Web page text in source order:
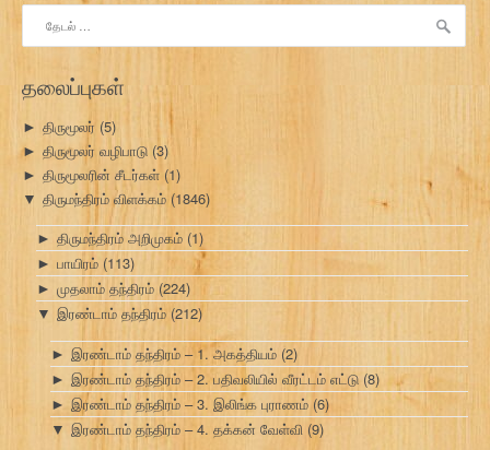
தேடு:
தலைப்புகள்
► திருமூலர் (5)
► திருமூலர் வழிபாடு (3)
► திருமூலரின் சீடர்கள் (1)
▼ திருமந்திரம் விளக்கம் (1846)
► திருமந்திரம் அறிமுகம் (1)
► பாயிரம் (113)
► முதலாம் தந்திரம் (224)
▼ இரண்டாம் தந்திரம் (212)
► இரண்டாம் தந்திரம் – 1. அகத்தியம் (2)
► இரண்டாம் தந்திரம் – 2. பதிவலியில் வீரட்டம் எட்டு (8)
► இரண்டாம் தந்திரம் – 3. இலிங்க புராணம் (6)
▼ இரண்டாம் தந்திரம் – 4. தக்கன் வேள்வி (9)